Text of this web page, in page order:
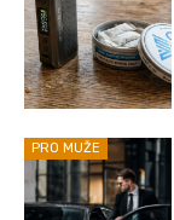
PRO MUŽE